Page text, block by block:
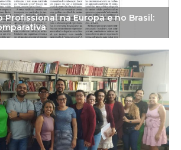
Profissional na Europa e no Brasil: